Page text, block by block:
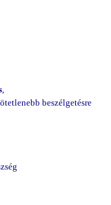
,
beszélgetésre